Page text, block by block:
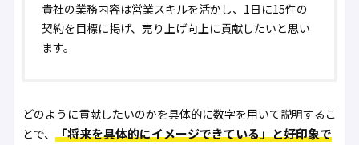
貴社の業務内容は営業スキルを活かし、1日に15件の
契約を目標に掲げ、売り上げ向上に貢献したいと思い
ます。
どのように貢献したいのかを具体的に数字を用いて説明するこ
とで、 「将来を具体的にイメージできている」と好印象で